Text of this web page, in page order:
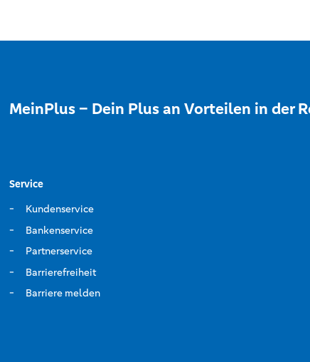
MeinPlus – Dein Plus an Vorteilen in der
Service
Kundenservice
Bankenservice
Partnerservice
Barrierefreiheit
Barriere melden